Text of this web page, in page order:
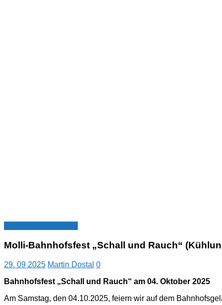
Molli-Bahnhofsfest „Schall und Rauch“
29. 09 2025 Martin Dostal 0
Bahnhofsfest „Schall und Rauch“ am 04. Oktober 2025
Am Samstag, den 04.10.2025, feiern wir auf dem